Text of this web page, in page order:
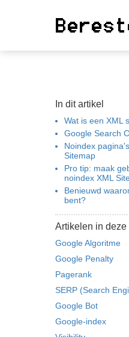
In dit artikel
Wat is een XML
Google Search
Noindex
Sitemap
Pro tip: maak
noindex XML
Benieuwd
bent?
Artikelen in deze
Google Algoritme
Google Penalty
Pagerank
SERP (Search
Google Bot
Google-index
over het
op de
gebruikt om
advertenties
gebaseerd op
gedrag van deze
Voorkeuren opslaan